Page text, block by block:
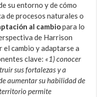
su entorno y de cómo
de procesos naturales o
al cambiopara lo
de Harrison
el cambio y adaptarse a
clave: «1) conocer
sus fortalezas y a
aumentar su habilidad de
permite